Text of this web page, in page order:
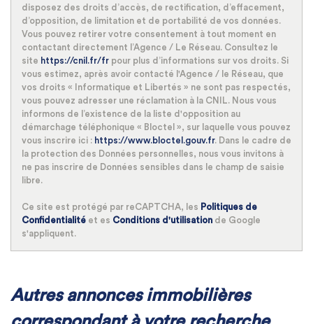
disposez des droits d’accès, de rectification, d’effacement,
d’opposition, de limitation et de portabilité de vos données.
Vous pouvez retirer votre consentement à tout moment en
contactant directement l’Agence / Le Réseau. Consultez le
site https://cnil.fr/fr pour plus d’informations sur vos droits. Si
vous estimez, après avoir contacté l'Agence / le Réseau, que
vos droits « Informatique et Libertés » ne sont pas respectés,
vous pouvez adresser une réclamation à la CNIL. Nous vous
informons de l’existence de la liste d'opposition au
démarchage téléphonique « Bloctel », sur laquelle vous pouvez
vous inscrire ici : https://www.bloctel.gouv.fr. Dans le cadre de
la protection des Données personnelles, nous vous invitons à
ne pas inscrire de Données sensibles dans le champ de saisie
libre.
Ce site est protégé par reCAPTCHA, les Politiques de
Confidentialité et es Conditions d'utilisation de Google
s'appliquent.
autres annonces immobilières